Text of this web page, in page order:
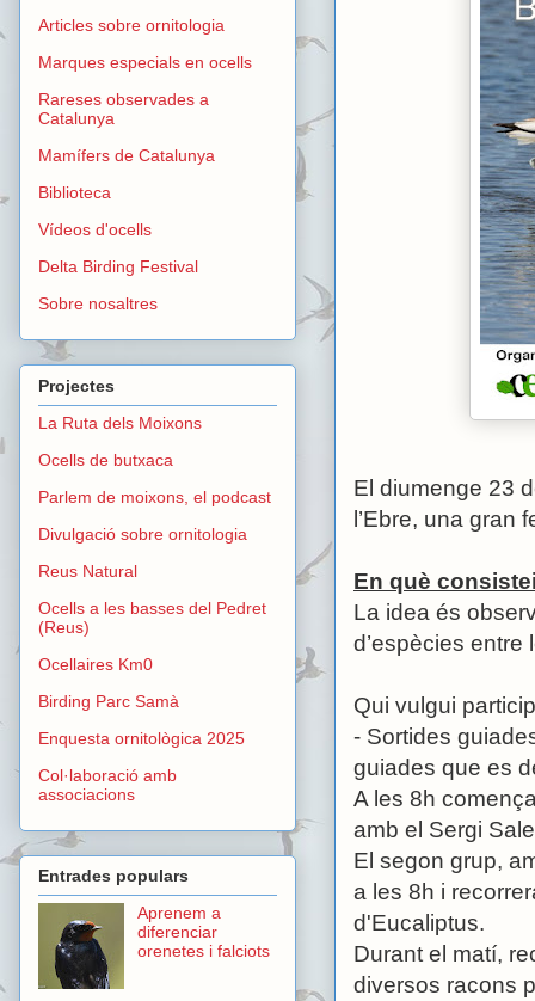
El diumenge 23
l’Ebre, una gran
En què
La idea és
d’espècies entre
Qui vulgui
- Sortides
guiades que es
A les 8h
amb el Sergi
El segon grup,
a les 8h i
d'Eucaliptus.
Durant el matí,
diversos racons
Articles sobre ornitologia
Marques especials en ocells
Rareses observades a
Catalunya
Mamífers de Catalunya
Biblioteca
Vídeos d'ocells
Delta Birding Festival
Sobre nosaltres
Projectes
La Ruta dels Moixons
Ocells de butxaca
Parlem de moixons, el podcast
Divulgació sobre ornitologia
Reus Natural
Ocells a les basses del Pedret
(Reus)
Ocellaires Km0
Birding Parc Samà
Enquesta ornitològica 2025
Col·laboració amb
associacions
Entrades populars
Aprenem a
diferenciar
orenetes i falciots